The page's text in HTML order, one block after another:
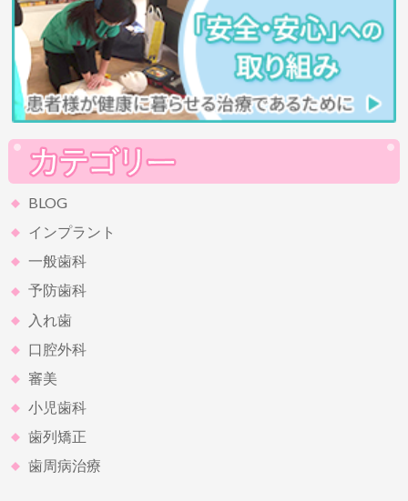
BLOG
インプラント
一般歯科
予防歯科
入れ歯
口腔外科
審美
小児歯科
歯列矯正
歯周病治療